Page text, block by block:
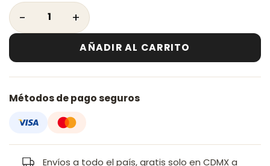
Lavabo De Sobreponer Quarella Hexagonal
AÑADIR AL CARRITO
Métodos de pago seguros
Envíos a todo el país, gratis solo en CDMX a